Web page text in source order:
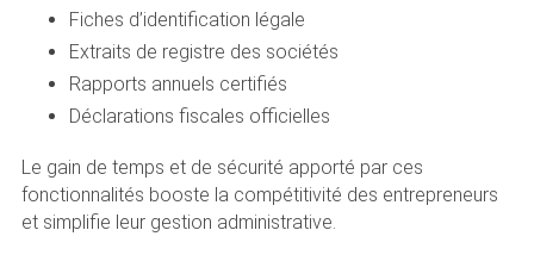
Fiches d’identification légale
Extraits de registre des sociétés
Rapports annuels certifiés
Déclarations fiscales officielles
Le gain de temps et de sécurité apporté par ces
fonctionnalités booste la compétitivité des entrepreneurs
et simplifie leur gestion administrative.